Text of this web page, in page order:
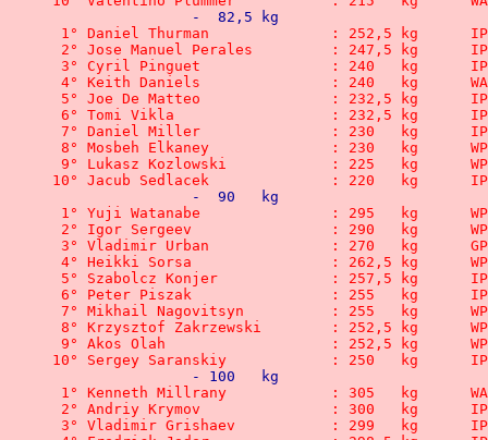
		-  82,5 kg
1° Daniel Thurman
2° Jose Manuel
3° Cyril Pinguet
4° Keith
5° Joe De Matteo
6° Tomi Vikla
7° Daniel Miller
8° Mosbeh Elkaney
9° Lukasz Kozlowski
10° Jacub Sedlacek
		-  90   kg
1° Yuji Watanabe
2° Igor Sergeev 	 	:
3° Vladimir Urban
4° Heikki Sorsa 	 	:
5° Szabolcz Konjer
6° Peter Piszak
7° Mikhail Nagovitsyn
8° Krzysztof Zakrzewski
9° Akos Olah		 	:
10° Sergey Saranskiy
		- 100   kg
1° Kenneth
2° Andriy Krymov
3° Vladimir Grishaev